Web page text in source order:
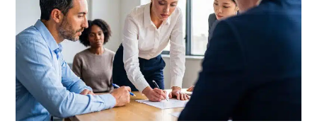
bienes
raíces
comerciales:
5
preguntas
clave